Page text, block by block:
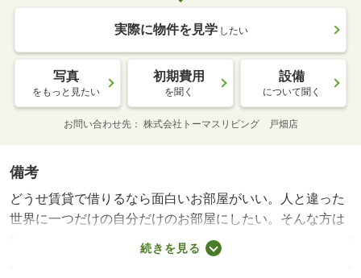
実際に物件を見学 したい
写真
をもっと見たい
初期費用
を聞く
設備
について聞く
お問い合わせ先 株式会社トーマスリビング 戸畑店
備考
どうせ賃貸で借りるなら面白いお部屋がいい。人と違った
世界に一つだけの自分だけのお部屋にしたい。そんな方は
ハマりますよ。立地条件の良さも兼ね揃えているので、落
ち着いて考えても良い物件です。 【設備・特記事項備
続きを見る